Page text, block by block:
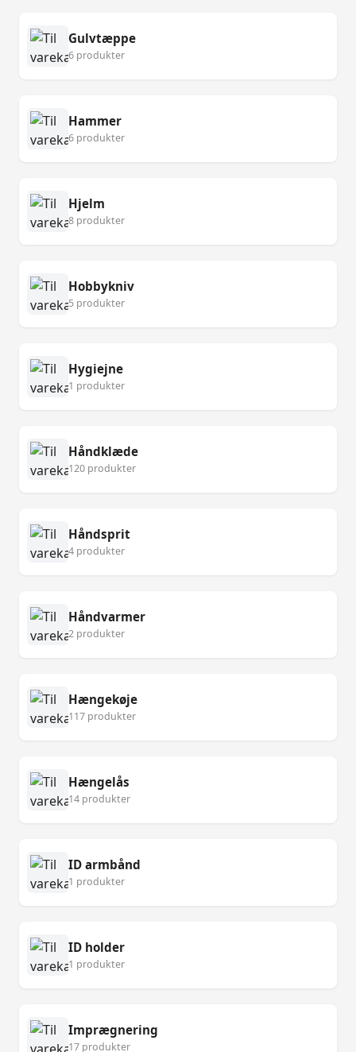
Gulvtæppe
6 produkter
Hammer
6 produkter
Hjelm
8 produkter
Hobbykniv
5 produkter
Hygiejne
1 produkter
Håndklæde
120 produkter
Håndsprit
4 produkter
Håndvarmer
2 produkter
Hængekøje
117 produkter
Hængelås
14 produkter
ID armbånd
1 produkter
ID holder
1 produkter
Imprægnering
17 produkter